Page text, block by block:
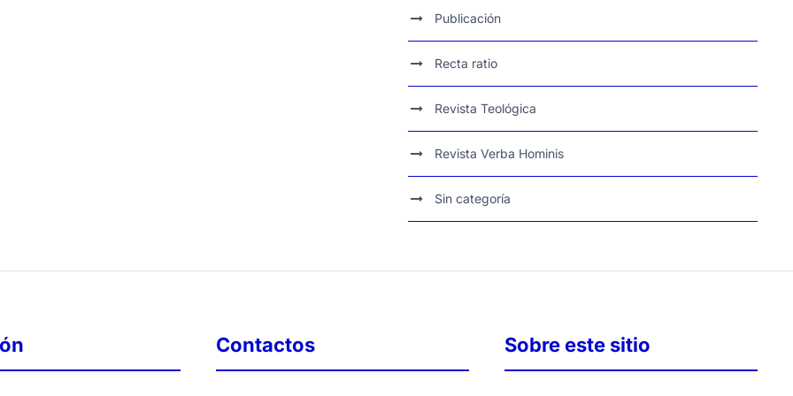
Publicación
Recta ratio
Revista Teológica
Revista Verba Hominis
Sin categoría
Contactos Sobre este sitio